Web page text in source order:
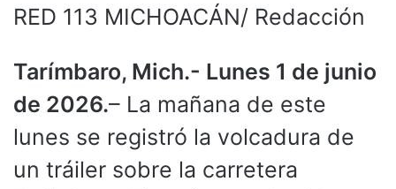
RED 113 MICHOACÁN/ Redacción
Tarímbaro, Mich.- Lunes 1 de junio
de 2026.– La mañana de este
lunes se registró la volcadura de
un tráiler sobre la carretera